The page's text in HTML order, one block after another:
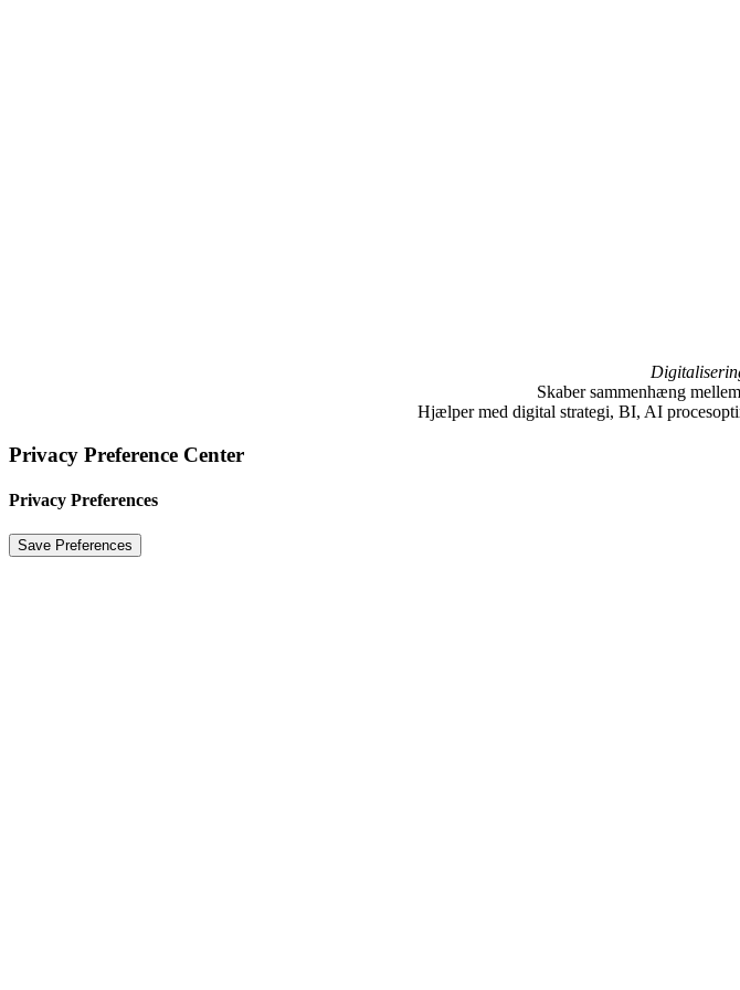
Skaber sammenhæng
Hjælper med digital strategi, BI, AI
Privacy Preference Center
Privacy Preferences